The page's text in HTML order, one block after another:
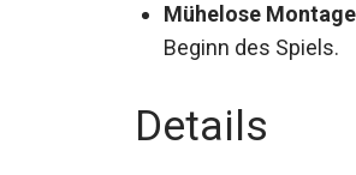
Mühelose
Beginn des Spiels.
Details